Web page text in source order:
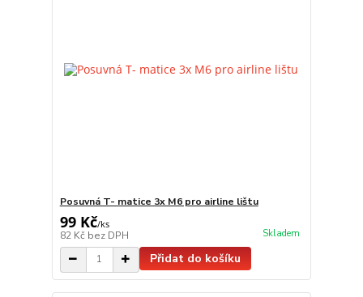
Posuvná T- matice 3x M6 pro airline lištu
99 Kč/ks
82 Kč bez DPH Skladem
Přidat do košíku